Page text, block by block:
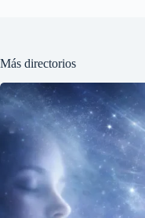
Más directorios